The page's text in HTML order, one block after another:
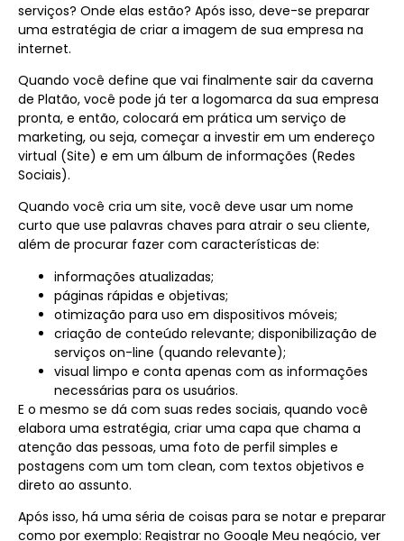
serviços? Onde elas estão? Após isso, deve-se preparar
uma estratégia de criar a imagem de sua empresa na
internet.
Quando você define que vai finalmente sair da caverna
de Platão, você pode já ter a logomarca da sua empresa
pronta, e então, colocará em prática um serviço de
marketing, ou seja, começar a investir em um endereço
virtual (Site) e em um álbum de informações (Redes
Sociais).
Quando você cria um site, você deve usar um nome
curto que use palavras chaves para atrair o seu cliente,
além de procurar fazer com características de:
informações atualizadas;
páginas rápidas e objetivas;
otimização para uso em dispositivos móveis;
criação de conteúdo relevante; disponibilização de
serviços on-line (quando relevante);
visual limpo e conta apenas com as informações
necessárias para os usuários.
E o mesmo se dá com suas redes sociais, quando você
elabora uma estratégia, criar uma capa que chama a
atenção das pessoas, uma foto de perfil simples e
postagens com um tom clean, com textos objetivos e
direto ao assunto.
Após isso, há uma séria de coisas para se notar e preparar
como por exemplo: Registrar no Google Meu negócio, ver